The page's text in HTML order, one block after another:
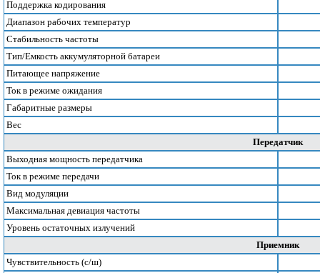
Поддержка кодирования
Диапазон рабочих температур
Стабильность частоты
Тип/Емкость аккумуляторной батареи
Питающее напряжение
Ток в режиме ожидания
Габаритные размеры
Вес
Передатчик
Выходная мощность передатчика
Ток в режиме передачи
Вид модуляции
Максимальная девиация частоты
Уровень остаточных излучений
Приемник
Чувствительность (с/ш)